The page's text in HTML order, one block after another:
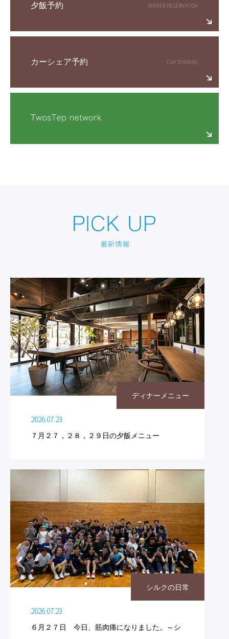
夕飯予約
カーシェア予約
ディナーメニュー
2026.07.23
７月２７，２８，２９日の夕飯メニュー
シルクの日常
2026.07.23
６月２７日 今日、筋肉痛になりました。～シ